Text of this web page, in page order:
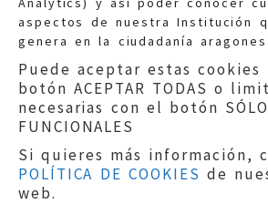
aspectos de nuestra Institución
genera en la ciudadanía
Puede aceptar estas cookies
botón ACEPTAR TODAS o
necesarias con el botón SÓLO
FUNCIONALES
Si quieres más información,
POLÍTICA DE COOKIES de
web.
Teléfonos:900 210 210
Aviso legal|Política de